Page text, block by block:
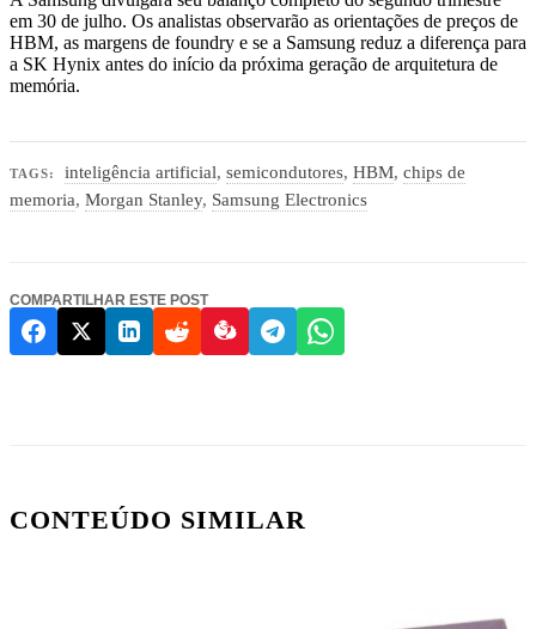
em 30 de julho. Os analistas observarão as orientações de preços de
HBM, as margens de foundry e se a Samsung reduz a diferença para
a SK Hynix antes do início da próxima geração de arquitetura de
memória.
TAGS: inteligência artificial,semicondutores,HBM,chips de
memoria, Morgan Stanley, Samsung Electronics
COMPARTILHAR ESTE POST
CONTEÚDO SIMILAR